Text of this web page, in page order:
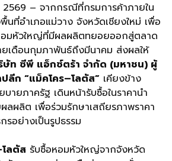
2569 – จากกรณีที่กรมการค้าภายใน
ที่อำเภอแม่วาง จังหวัดเชียงใหม่ เพื่อ
มหัวใหญ่ที่มีผลผลิตทยอยออกสู่ตลาด
ยเดือนกุมภาพันธ์ถึงมีนาคม ส่งผลให้
ษัท ซีพี แอ็กซ์ตร้า จำกัด (มหาชน) ผู้
ลีก “แม็คโคร–โลตัส” เคียงข้าง
บายภาครัฐ เดินหน้ารับซื้อในราคานำ
ผลผลิต เพื่อร่วมรักษาเสถียรภาพราคา
รอย่างเป็นรูปธรรม
ลตัส รับซื้อหอมหัวใหญ่จากจังหวัด